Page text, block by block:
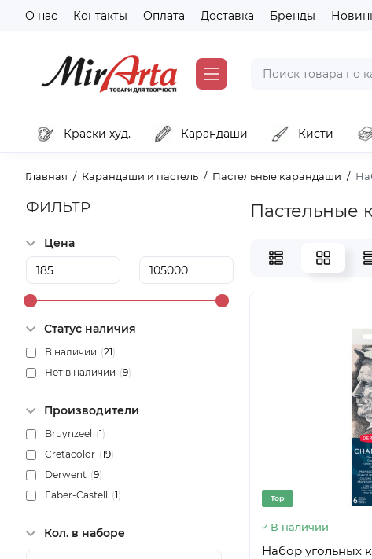
О нас Контакты Оплата Доставка Бренды
Краски худ. Карандаши Кисти
Главная Карандаши и пастель Пастельные карандаши
ФИЛЬТР
Цена
Статус наличия
В наличии (21)
Нет в наличии (9)
Производители
Bruynzeel (1)
Cretacolor (19)
Derwent (9)
Faber-Castell
(1)
Кол. в наборе
Пастельные
Top
В наличии
Набор угольных